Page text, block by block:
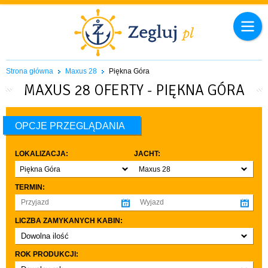
Strona główna Maxus 28 Piękna Góra
MAXUS 28 OFERTY - PIĘKNA GÓRA
OPCJE PRZEGLĄDANIA
LOKALIZACJA:
Piękna Góra
JACHT:
Maxus 28
TERMIN:
LICZBA ZAMYKANYCH KABIN:
Dowolna ilość
co najmniej 1
co najmniej 2
ROK PRODUKCJI: